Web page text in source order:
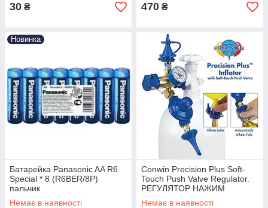
30 ₴ 470 ₴
Новинка
Батарейка Panasonic AA R6
Special * 8 (R6BER/8P)
пальчик
Немає в наявності
Conwin Precision Plus Soft-
Touch Push Valve Regulator.
РЕГУЛЯТОР НАЖИМ
КЛАПАНА
Немає в наявності